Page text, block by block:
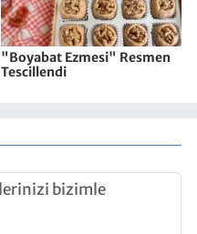
"Boyabat Ezmesi" Resmen
Tescillendi